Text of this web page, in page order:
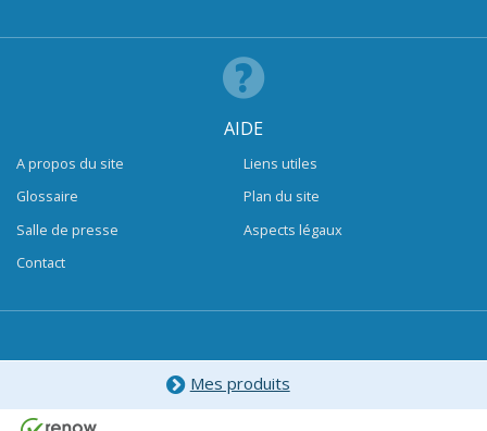
AIDE
A propos du site
Glossaire
Salle de presse
Contact
Liens utiles
Plan du site
Aspects légaux
Mes produits